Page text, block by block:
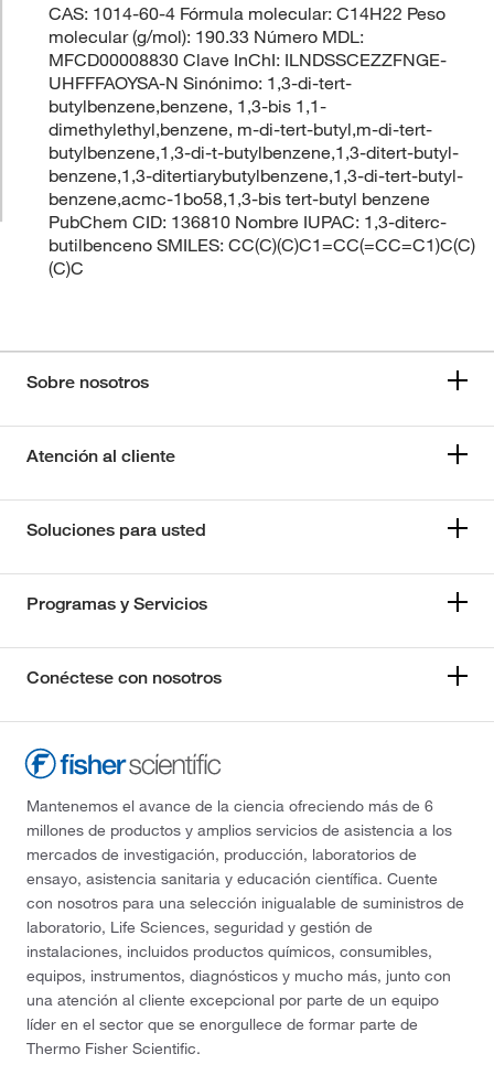
CAS: 1014-60-4 Fórmula molecular: C14H22 Peso
molecular (g/mol): 190.33 Número MDL:
MFCD00008830 Clave InChI: ILNDSSCEZZFNGE-
UHFFFAOYSA-N Sinónimo: 1,3-di-tert-
butylbenzene,benzene, 1,3-bis 1,1-
dimethylethyl,benzene, m-di-tert-butyl,m-di-tert-
butylbenzene,1,3-di-t-butylbenzene,1,3-ditert-butyl-
benzene,1,3-ditertiarybutylbenzene,1,3-di-tert-butyl-
benzene,acmc-1bo58,1,3-bis tert-butyl benzene
PubChem CID: 136810 Nombre IUPAC: 1,3-diterc-
butilbenceno SMILES: CC(C)(C)C1=CC(=CC=C1)C(C)
(C)C
Sobre nosotros
Atención al cliente
Soluciones para usted
Programas y Servicios
Conéctese con nosotros
Mantenemos el avance de la ciencia ofreciendo más de 6
millones de productos y amplios servicios de asistencia a los
mercados de investigación, producción, laboratorios de
ensayo, asistencia sanitaria y educación científica. Cuente
con nosotros para una selección inigualable de suministros de
laboratorio, Life Sciences, seguridad y gestión de
instalaciones, incluidos productos químicos, consumibles,
equipos, instrumentos, diagnósticos y mucho más, junto con
una atención al cliente excepcional por parte de un equipo
líder en el sector que se enorgullece de formar parte de
Thermo Fisher Scientific.